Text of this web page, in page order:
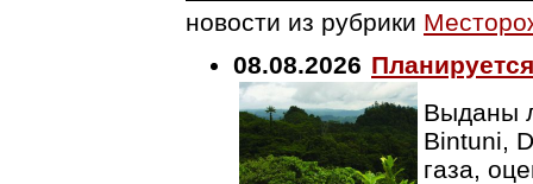
новости из рубрики
08.08.2026
Выданы
Bintuni,
газа,